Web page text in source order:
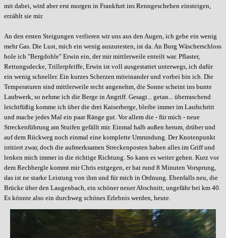
mit dabei, wird aber erst morgen in Frankfurt ins Renngeschehen einsteigen,
erzählt sie mir.
An den ersten Steigungen verlieren wir uns aus den Augen, ich gebe ein wenig
mehr Gas. Die Lust, mich ein wenig auszutesten, ist da. An Burg Wäscherschloss
hole ich "Bergdohle" Erwin ein, der mir mittlerweile enteilt war. Pflaster,
Rettungsdecke, Trillerpfeiffe, Erwin ist voll ausgestattet unterwegs, ich dafür
ein wenig schneller. Ein kurzes Scherzen miteinander und vorbei bin ich. Die
Temperaturen sind mittlerweile recht angenehm, die Sonne scheint ins bunte
Laubwerk, so nehme ich die Berge in Angriff. Gesagt... getan... überraschend
leichtfüßig komme ich über die drei Kaiserberge, bleibe immer im Laufschritt
und mache jedes Mal ein paar Ränge gut. Vor allem die - für mich - neue
Streckenführung am Stuifen gefällt mir. Einmal halb außen herum, drüber und
auf dem Rückweg noch einmal eine komplette Umrundung. Der Knotenpunkt
irritiert zwar, doch die aufmerksamen Streckenposten haben alles im Griff und
lenken mich immer in die richtige Richtung. So kann es weiter gehen. Kurz vor
dem Rechbergle kommt mir Chris entgegen, er hat rund 8 Minuten Vorsprung,
das ist ne starke Leistung von ihm und für mich in Ordnung. Ebenfalls neu, die
Brücke über den Laugenbach, ein schöner neuer Abschnitt, ungefähr bei km 40.
Es könnte also ein durchweg schönes Erlebnis werden, heute.